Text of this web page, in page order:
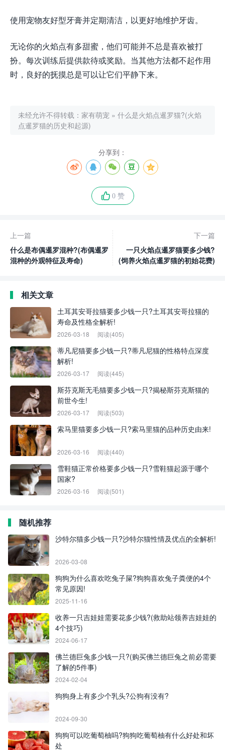
使用宠物友好型牙膏并定期清洁，以更好地维护牙齿。
无论你的火焰点有多甜蜜，他们可能并不总是喜欢被打
扮。每次训练后提供款待或奖励。当其他方法都不起作用
时，良好的抚摸总是可以让它们平静下来。
未经允许不得转载： 家有萌宠 » 什么是火焰点暹罗猫?(火焰
点暹罗猫的历史和起源)
分享到：
0 赞
上一篇
什么是布偶暹罗混种?(布偶暹罗
混种的外观特征及寿命)
下一篇
一只火焰点暹罗猫要多少钱?
(饲养火焰点暹罗猫的初始花费)
相关文章
土耳其安哥拉猫要多少钱一只?土耳其安哥拉猫的
寿命及性格全解析!
2026-03-18 阅读(405)
蒂凡尼猫要多少钱一只?蒂凡尼猫的性格特点深度
解析!
2026-03-17 阅读(445)
斯芬克斯无毛猫要多少钱一只?揭秘斯芬克斯猫的
前世今生!
2026-03-17 阅读(503)
索马里猫要多少钱一只?索马里猫的品种历史由来!
2026-03-16 阅读(440)
雪鞋猫正常价格要多少钱一只?雪鞋猫起源于哪个
国家?
2026-03-16 阅读(501)
随机推荐
沙特尔猫多少钱一只?沙特尔猫性情及优点的全解析!
2026-03-08
狗狗为什么喜欢吃兔子屎?狗狗喜欢兔子粪便的4个
常见原因!
2025-11-16
收养一只吉娃娃需要花多少钱?(救助站领养吉娃娃的
4个技巧)
2024-06-17
佛兰德巨兔多少钱一只?(购买佛兰德巨兔之前必需要
了解的5件事)
2024-02-04
狗狗身上有多少个乳头?公狗有没有?
2024-09-30
狗狗可以吃葡萄柚吗?狗狗吃葡萄柚有什么好处和坏
处